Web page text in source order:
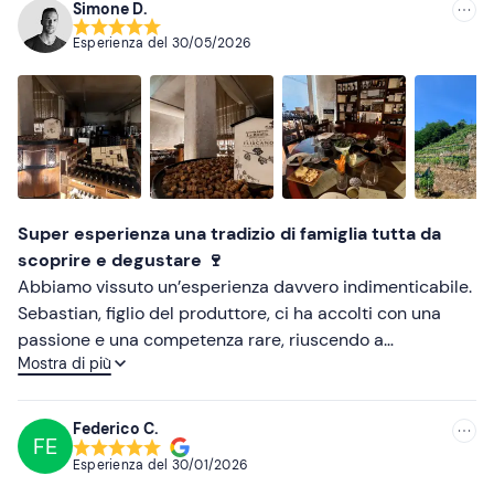
Più recenti
Meno recenti
Più alte
Più basse
Simone D.
Esperienza del 30/05/2026
Super esperienza una tradizio di famiglia tutta da
scoprire e degustare 🍷
Abbiamo vissuto un’esperienza davvero indimenticabile.
Sebastian, figlio del produttore, ci ha accolti con una
passione e una competenza rare, riuscendo a
trasmettere tutta la storia e l’identità della sua famiglia
vigneti, dove ci ha raccontato il lavoro biodinamico e la
cura che sta dietro ogni scelta produttiva, per poi
proseguire in cantina, permettendoci di comprendere
Mostra di più
FE
Federico C.
Esperienza del 30/01/2026